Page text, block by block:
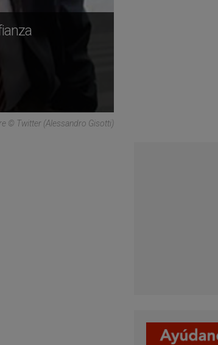
© Twitter (Alessandro Gisotti)